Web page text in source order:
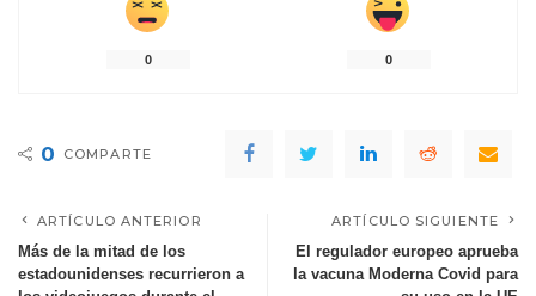
0 0
0 COMPARTE
ARTÍCULO ANTERIOR
Más de la mitad de los
estadounidenses recurrieron a
ARTÍCULO SIGUIENTE
El regulador europeo aprueba
la vacuna Moderna Covid para